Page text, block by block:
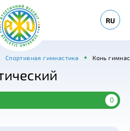
RU
Спортивная гимнастика Конь
0